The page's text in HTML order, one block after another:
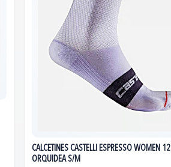
CALCETINES CASTELLI ESPRESSO WOMEN 12
ORQUIDEA S/M